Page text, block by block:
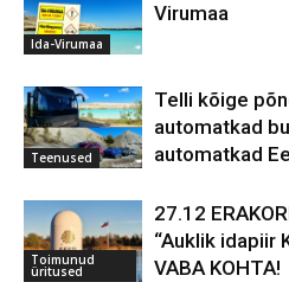
Ida-Virumaa
Virumaa
Teenused
Telli kõige
automatkad
automatkad
Toimunud
üritused
27.12
“Auklik idapiir
VABA KOHTA!